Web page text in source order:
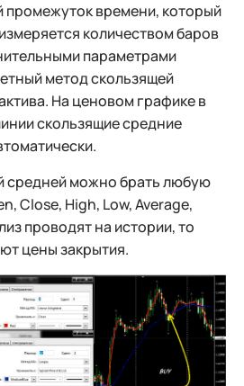
промежуток времени, который
количеством баров
параметрами
метод скользящей
На ценовом графике в
скользящие средние
средней можно брать любую
Close, High, Low, Average,
проводят на истории, то
цены закрытия.